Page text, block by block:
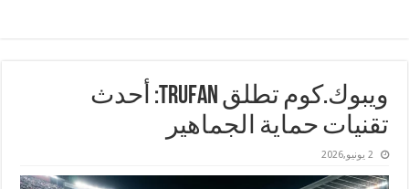
ويبوك.كوم تطلق TruFan: أحدث
تقنيات حماية الجماهير
2 يونيو,2026